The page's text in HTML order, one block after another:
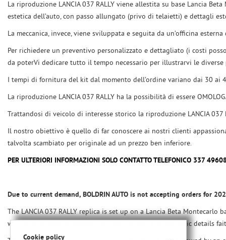
La riproduzione LANCIA 037 RALLY viene allestita su base Lancia
estetica dell’auto, con passo allungato (privo di telaietti) e dettagli
La meccanica, invece, viene sviluppata e seguita da un’officina
Per richiedere un preventivo personalizzato e dettagliato (i costi
da poterVi dedicare tutto il tempo necessario per illustrarvi le
I tempi di fornitura del kit dal momento dell’ordine variano dai 30 ai
La riproduzione LANCIA 037 RALLY ha la possibilità di essere
Trattandosi di veicolo di interesse storico la riproduzione LANCIA
Il nostro obiettivo è quello di far conoscere ai nostri clienti
talvolta scambiato per originale ad un prezzo ben inferiore.
PER ULTERIORI INFORMAZIONI SOLO CONTATTO TELEFONICO 337
Due to current demand, BOLDRIN AUTO is not accepting orders for
The LANCIA 037 RALLY replica is set up on a Lancia Beta
with an extended wheelbase (without frames) and aesthetic details
Cookie policy